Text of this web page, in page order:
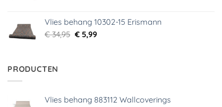
€ 34,95.€ 5,99.
Vlies behang 10302-15 Erismann
€34,95 Oorspronkelijke
€5,99Huidige
PRODUCTEN
Vlies behang 883112 Wallcoverings